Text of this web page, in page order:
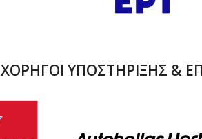
ΧΟΡΗΓΟΙ ΥΠΟΣΤΗΡΙΞΗΣ &